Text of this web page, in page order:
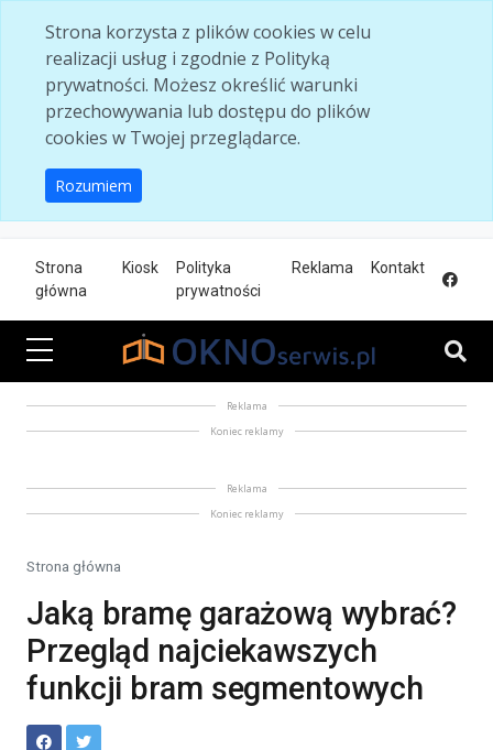
Strona korzysta z plików cookies w celu
realizacji usług i zgodnie z Polityką
prywatności. Możesz określić warunki
przechowywania lub dostępu do plików
cookies w Twojej przeglądarce.
Rozumiem
Strona
główna
Kiosk
Polityka
prywatności
Reklama Kontakt
Reklama
Koniec reklamy
Reklama
Koniec reklamy
Strona główna
Jaką bramę garażową wybrać?
Przegląd najciekawszych
funkcji bram segmentowych